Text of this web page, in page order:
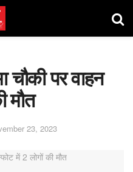
चौकी पर वाहन
मौत
23, 2023